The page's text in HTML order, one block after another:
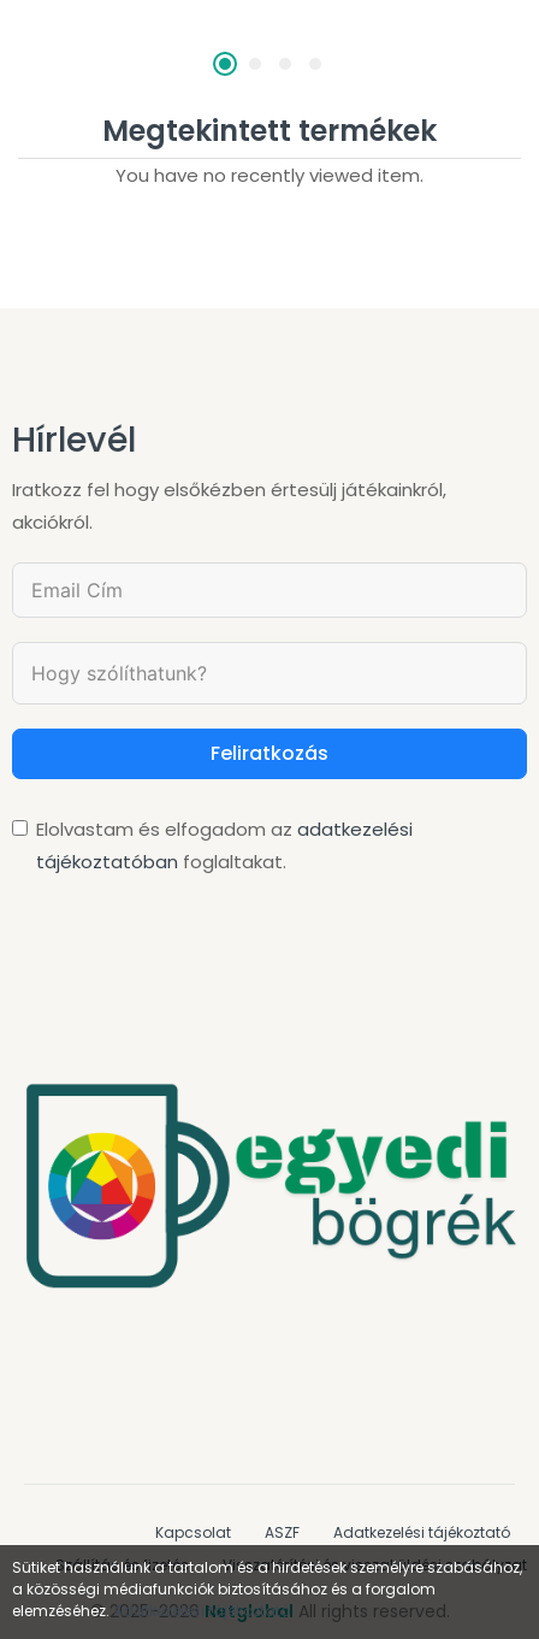
Megtekintett termékek
You have no recently viewed item.
Hírlevél
Iratkozz fel hogy elsőkézben értesülj játékainkról,
akciókról.
Feliratkozás
Elolvastam és elfogadom az adatkezelési
tájékoztatóban foglaltakat.
© 2025-2026 Netglobal All rights reserved.
Kapcsolat ASZF
Adatkezelési tájékoztató
Szállítás és fizetés
Visszatérítési és visszaküldési szabályzat
Sütiket használunk a tartalom és a hirdetések személyre szabásához,
a közösségi médiafunkciók biztosításához és a forgalom
elemzéséhez.Adatkezelési tájékoztató